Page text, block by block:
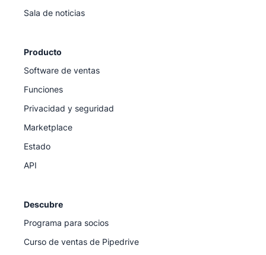
Sala de noticias
Producto
Software de ventas
Funciones
Privacidad y seguridad
Marketplace
Estado
API
Descubre
Programa para socios
Curso de ventas de Pipedrive